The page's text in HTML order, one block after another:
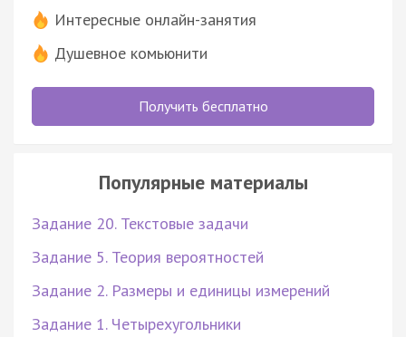
Интересные онлайн-занятия
Душевное комьюнити
Получить бесплатно
Популярные материалы
Задание 20. Текстовые задачи
Задание 5. Теория вероятностей
Задание 2. Размеры и единицы измерений
Задание 1. Четырехугольники